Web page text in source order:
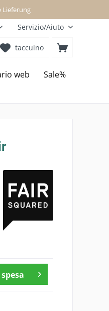
Lieferung
Servizio/Aiuto
taccuino
web Sale%